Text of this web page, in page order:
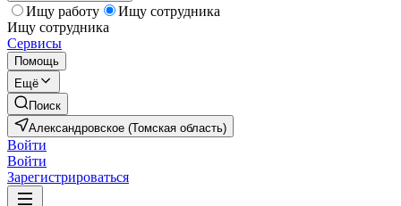
Ищу работу
Ищу сотрудника
Ищу сотрудника
Сервисы
Помощь
Ещё
Поиск
Александровское (Томская область)
Войти
Войти
Зарегистрироваться